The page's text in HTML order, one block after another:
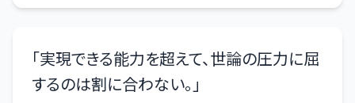
「実現できる能力を超えて、世論の圧力に屈
するのは割に合わない。 」